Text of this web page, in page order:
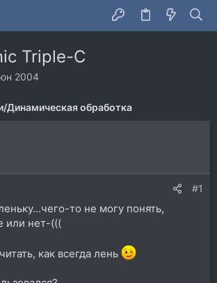
Triple-C
2004
Динамическая обработка
#1
то не могу понять,
или нет-(((
как всегда лень